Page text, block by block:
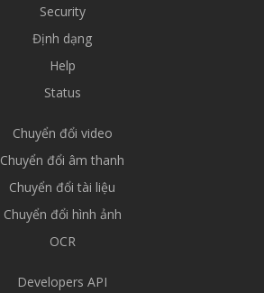
Security
Định dạng
Help
Status
Chuyển đổi video
Chuyển đổi âm thanh
Chuyển đổi tài liệu
Chuyển đổi hình ảnh
OCR
Developers API